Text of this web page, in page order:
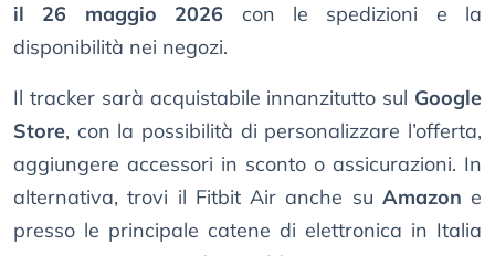
il 26 maggio 2026 con le spedizioni e la
disponibilità nei negozi.
Il tracker sarà acquistabile innanzitutto sul Google
Store, con la possibilità di personalizzare l’offerta,
aggiungere accessori in sconto o assicurazioni. In
alternativa, trovi il Fitbit Air anche su Amazon e
presso le principale catene di elettronica in Italia